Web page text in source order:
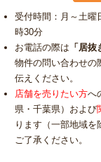
受付時間：月～土曜
時30分
お電話の際は 「居
物件の問い合わせの
伝えください。
店舗を売りたい方へ
県・千葉県）および
ります（一部地域
ご了承ください。